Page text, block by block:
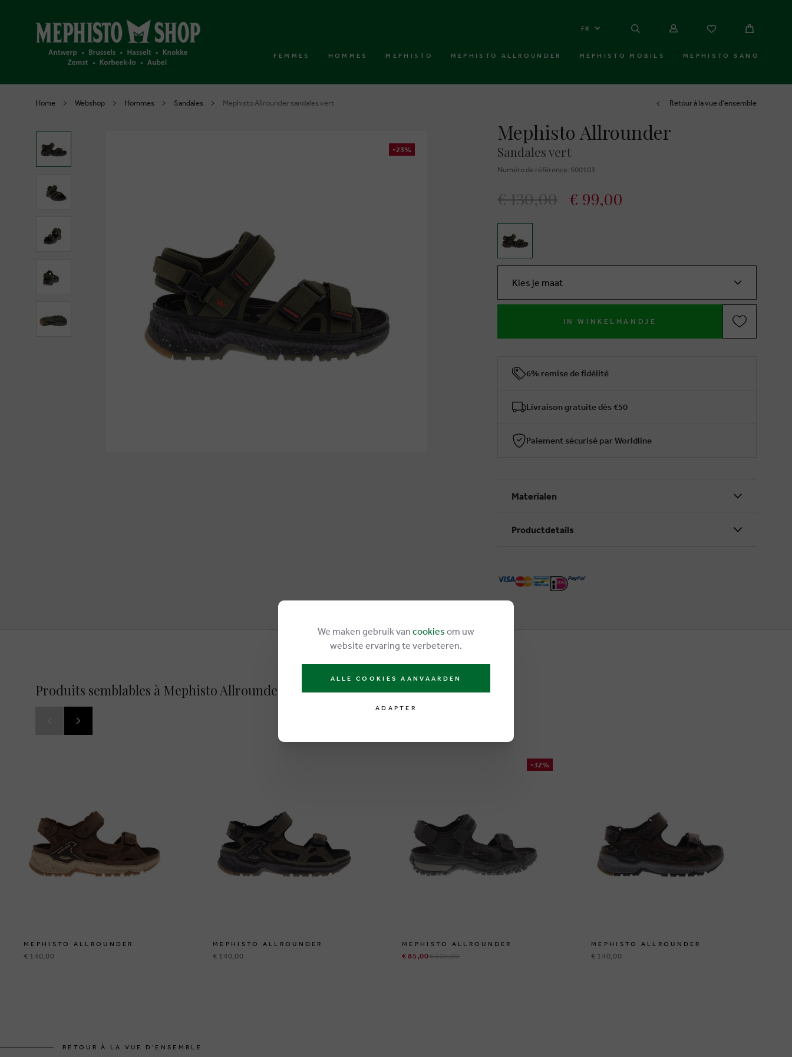
FR
FEMMES HOMMES MEPHISTO MEPHISTO ALLROUNDER MEPHISTO MOBILS MEPHISTO SANO
Home Webshop Hommes Sandales Mephisto Allrounder sandales vert Retour à la vue d'ensemble
Mephisto Allrounder
Sandales vert
Numéro de réfèrence: 500103
-23%
€ 130,00 € 99,00
Kies je maat
IN WINKELMANDJE
6% remise de fidélité
Livraison gratuite dès €50
Paiement sécurisé par Worldline
Materialen
Productdetails
Produits semblables à Mephisto Allrounder sandales vert
MEPHISTO ALLROUNDER
€ 140,00
MEPHISTO ALLROUNDER
€ 140,00
-32%
MEPHISTO ALLROUNDER
€ 85,00€ 125,00
MEPHISTO ALLROUNDER
€ 140,00
RETOUR À LA VUE D'ENSEMBLE
We maken gebruik van cookies om uw
website ervaring te verbeteren.
ALLE COOKIES AANVAARDEN
ADAPTER